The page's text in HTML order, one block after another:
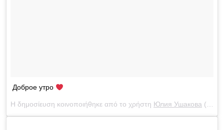
Доброе утро
Η δημοσίευση κοινοποιήθηκε από το χρήστη Юлия Ушакова (@yulia_ushakova) στις